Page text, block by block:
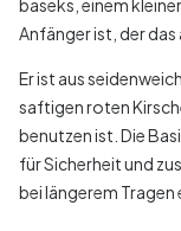
baseks, einem
Anfänger ist, der das
Er ist aus
saftigen roten
benutzen ist. Die
für Sicherheit und
bei längerem Tragen